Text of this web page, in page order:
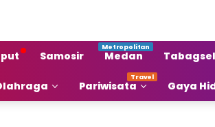
Samosir Medan Tabagsel
Pariwisata Gaya